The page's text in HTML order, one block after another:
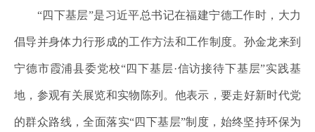
“四下基层”是习近平总书记在福建宁德工作时，大力
倡导并身体力行形成的工作方法和工作制度。孙金龙来到
宁德市霞浦县委党校“四下基层·信访接待下基层”实践基
地，参观有关展览和实物陈列。他表示，要走好新时代党
的群众路线，全面落实“四下基层”制度，始终坚持环保为